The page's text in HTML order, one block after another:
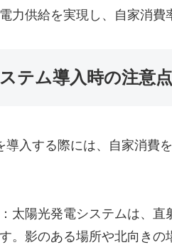
力供給を実現し、自家消費
テム導入時の注意点
導入する際には、自家消費
：太陽光発電システムは、
。影のある場所や北向き